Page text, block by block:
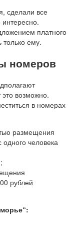
сделали все
платного
ему.
номеров
возможно.
в номерах
размещения
человека
рублей